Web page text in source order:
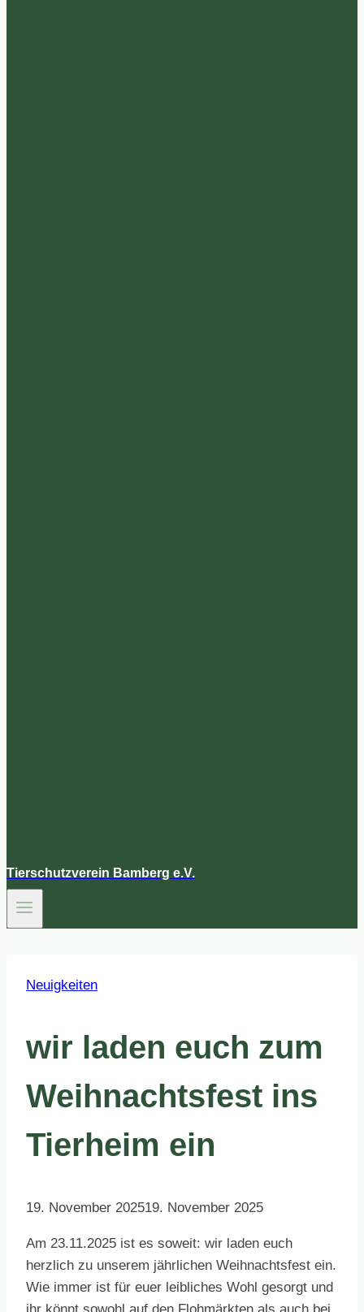
Tierschutzverein Bamberg e.V.
Neuigkeiten
wir laden euch zum
Weihnachtsfest ins
Tierheim ein
19. November 202519. November 2025
Am 23.11.2025 ist es soweit: wir laden euch
herzlich zu unserem jährlichen Weihnachtsfest ein.
Wie immer ist für euer leibliches Wohl gesorgt und
ihr könnt sowohl auf den Flohmärkten als auch bei